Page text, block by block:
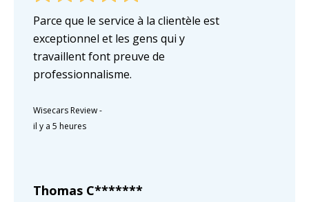
Parce que le service à la clientèle est
exceptionnel et les gens qui y
travaillent font preuve de
professionnalisme.
Wisecars Review-
il y a 5 heures
Thomas C*******